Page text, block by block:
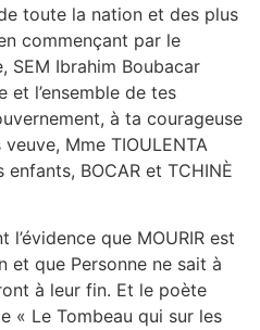
toute la nation et des plus
commençant par le
SEM Ibrahim Boubacar
et l’ensemble de tes
à ta courageuse
Mme TIOULENTA
enfants, BOCAR et TCHINÈ
que MOURIR est
et que Personne ne sait à
à leur fin. Et le poète
« Le Tombeau qui sur les